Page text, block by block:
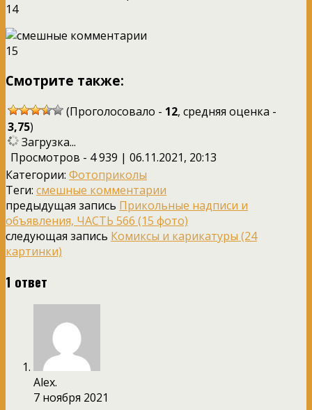
14
15
Смотрите также:
(Проголосовало - 12, средняя оценка -
3,75)
Загрузка...
Просмотров - 4 939 | 06.11.2021, 20:13
Категории: Фотоприколы
Теги: смешные комментарии
предыдущая запись Прикольные надписи и
объявления, ЧАСТЬ 566 (15 фото)
следующая запись Комиксы и карикатуры (24
картинки)
1 ответ
Alex.
7 ноября 2021